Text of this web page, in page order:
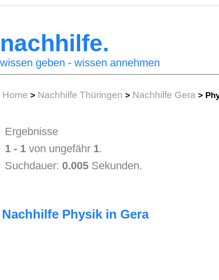
nachhilfe.
wissen geben - wissen annehmen
Home > Nachhilfe Thüringen > Nachhilfe Gera >
Ergebnisse
1 - 1 von ungefähr 1.
Suchdauer: 0.005 Sekunden.
Nachhilfe Physik in Gera